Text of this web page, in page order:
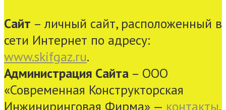
Сайт – личный сайт, расположенный в
сети Интернет по адресу:
www.skifgaz.ru.
Администрация Сайта – ООО
«Современная Конструкторская
Инжиниринговая Фирма» — контакты.